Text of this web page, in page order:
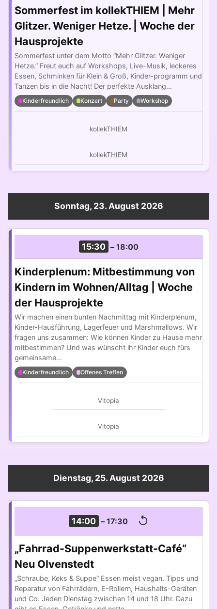
Sommerfest im kollekTHIEM | Mehr
Glitzer. Weniger Hetze. | Woche der
Hausprojekte
Sommerfest unter dem Motto “Mehr Glitzer. Weniger
Hetze.” Freut euch auf Workshops, Live-Musik, leckeres
Essen, Schminken für Klein & Groß, Kinder-programm und
Tanzen bis in die Nacht! Der perfekte Ausklang…
Kinderfreundlich Konzert Party Workshop
kollekTHIEM
kollekTHIEM
Sonntag, 23. August 2026
15:30 – 18:00
Kinderplenum: Mitbestimmung von
Kindern im Wohnen/Alltag | Woche
der Hausprojekte
Wir machen einen bunten Nachmittag mit Kinderplenum,
Kinder-Hausführung, Lagerfeuer und Marshmallows. Wir
fragen uns zusammen: Wie können Kinder zu Hause mehr
mitbestimmen? Und was wünscht ihr Kinder euch fürs
gemeinsame…
Kinderfreundlich Offenes Treffen
Vitopia
Vitopia
Dienstag, 25. August 2026
14:00 – 17:30 ↺
„Fahrrad-Suppenwerkstatt-Café“
Neu Olvenstedt
„Schraube, Keks & Suppe“ Essen meist vegan. Tipps und
Reparatur von Fahrrädern, E-Rollern, Haushalts-Geräten
und Co. Jeden Dienstag zwischen 14 und 18 Uhr. Dazu